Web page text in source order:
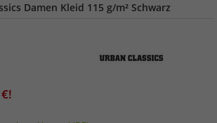
Damen Kleid 115 g/m² Schwarz
€!